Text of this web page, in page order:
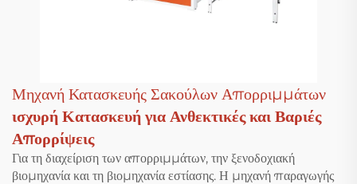
Μηχανή Κατασκευής Σακούλων Απορριμμάτων
ισχυρή Κατασκευή για Ανθεκτικές και Βαριές
Απορρίψεις
Για τη διαχείριση των απορριμμάτων, την ξενοδοχιακή
βιομηχανία και τη βιομηχανία εστίασης. Η μηχανή παραγωγής